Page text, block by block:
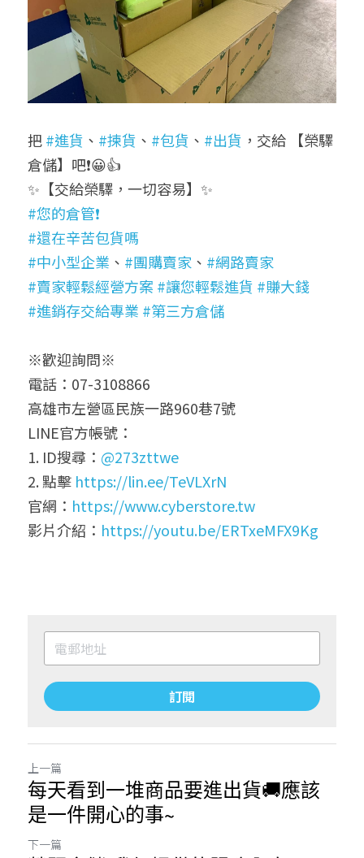
把 #進貨 、 #揀貨 、 #包貨 、 #出貨 ，交給 【榮驛
倉儲】吧❗😀👍
✨【交給榮驛，一切容易】✨
#您的倉管❗
#還在辛苦包貨嗎
#中小型企業 、 #團購賣家 、 #網路賣家
#賣家輕鬆經營方案 #讓您輕鬆進貨 #賺大錢
#進銷存交給專業 #第三方倉儲
※歡迎詢問※
電話：07-3108866
高雄市左營區民族一路960巷7號
LINE官方帳號：
1. ID搜尋： @273zttwe
2. 點擊 https://lin.ee/TeVLXrN
官網： https://www.cyberstore.tw
影片介紹： https://youtu.be/ERTxeMFX9Kg
訂閱
上一篇
每天看到一堆商品要進出貨🚚應該
是一件開心的事~
下一篇